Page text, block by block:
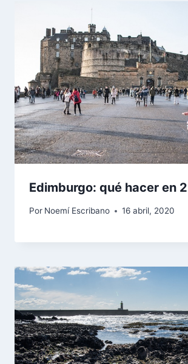
Edimburgo: qué hacer en
Por Noemí Escribano 16 abril, 2020